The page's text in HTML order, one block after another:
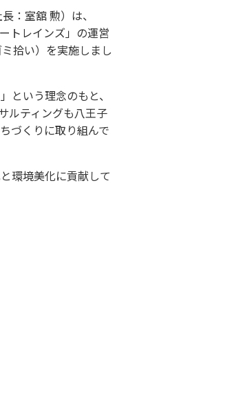
：室舘 勲）は、
トレインズ」の運営
拾い）を実施しまし
という理念のもと、
ルティングも八王子
づくりに取り組んで
環境美化に貢献して